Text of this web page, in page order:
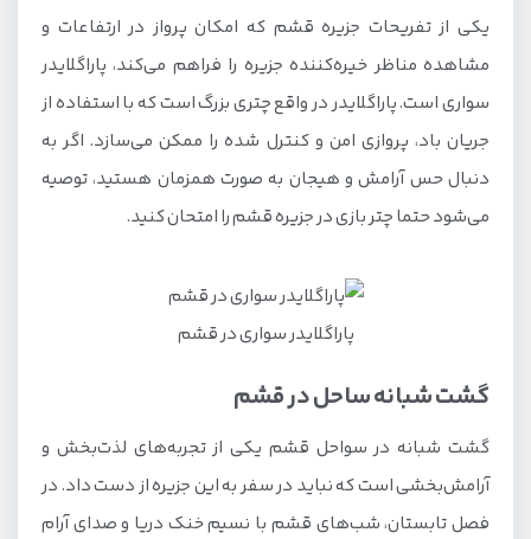
یکی از تفریحات جزیره قشم که امکان پرواز در ارتفاعات و
مشاهده مناظر خیره‌کننده جزیره را فراهم می‌کند، پاراگلایدر
سواری است. پاراگلایدر در واقع چتری بزرگ است که با استفاده از
جریان باد، پروازی امن و کنترل شده را ممکن می‌سازد. اگر به
دنبال حس آرامش و هیجان به صورت همزمان هستید، توصیه
می‌شود حتما چتر بازی در جزیره قشم را امتحان کنید.
پاراگلایدر سواری در قشم
گشت شبانه ساحل در قشم
گشت شبانه در سواحل قشم یکی از تجربه‌های لذت‌بخش و
آرامش‌بخشی است که نباید در سفر به این جزیره از دست داد. در
فصل تابستان، شب‌های قشم با نسیم خنک دریا و صدای آرام